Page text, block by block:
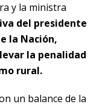
y la ministra
del presidente
la Nación,
la penalidad
rural.
un balance de la